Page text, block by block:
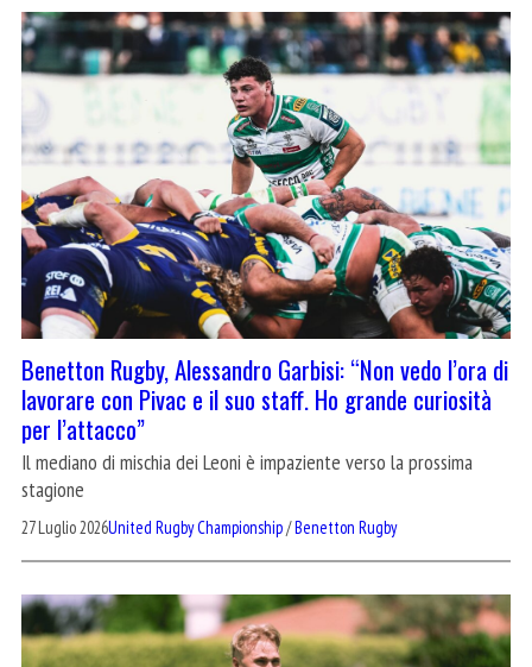
Benetton Rugby, Alessandro Garbisi: “Non vedo l’ora di
lavorare con Pivac e il suo staff. Ho grande curiosità
per l’attacco”
Il mediano di mischia dei Leoni è impaziente verso la prossima
stagione
27 Luglio 2026United Rugby Championship/Benetton Rugby